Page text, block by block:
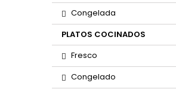
Congelada
PLATOS COCINADOS
Fresco
Congelado